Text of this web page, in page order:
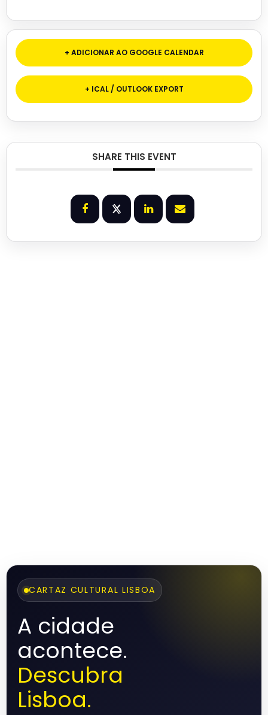
+ ADICIONAR AO GOOGLE CALENDAR
+ ICAL / OUTLOOK EXPORT
SHARE THIS EVENT
CARTAZ CULTURAL LISBOA
A cidade
acontece.
Descubra
Lisboa.